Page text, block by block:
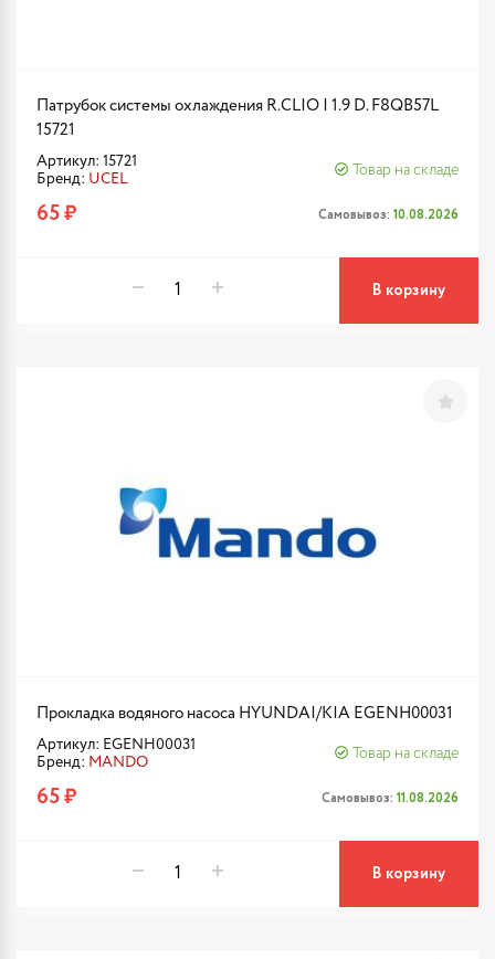
Патрубок системы охлаждения R.CLIO I 1.9 D. F8QB57L
15721
Артикул: 15721
Бренд: UCEL
Товар на складе
65 ₽ Самовывоз: 10.08.2026
В корзину
Прокладка водяного насоса HYUNDAI/KIA EGENH00031
Артикул: EGENH00031
Бренд: MANDO
Товар на складе
65 ₽ Самовывоз: 11.08.2026
В корзину